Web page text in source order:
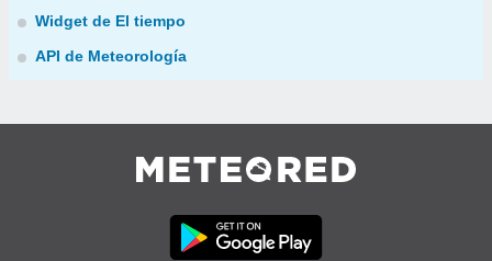
Widget de El tiempo
API de Meteorología